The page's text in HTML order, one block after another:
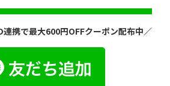
携で最大600円OFFクーポン配布中／